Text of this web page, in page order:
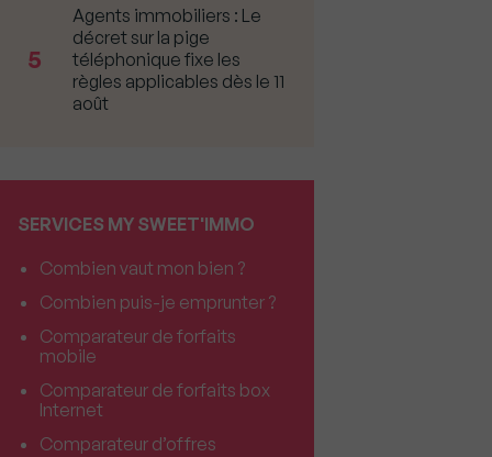
5
Agents immobiliers : Le
décret sur la pige
téléphonique fixe les
règles applicables dès le 11
août
SERVICES MY SWEET'IMMO
Combien vaut mon bien ?
Combien puis-je emprunter ?
Comparateur de forfaits
mobile
Comparateur de forfaits box
Internet
Comparateur d’offres